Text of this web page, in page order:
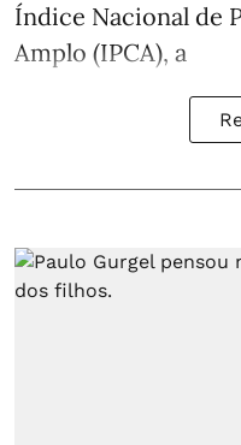
Índice Nacional de
Amplo (IPCA), a